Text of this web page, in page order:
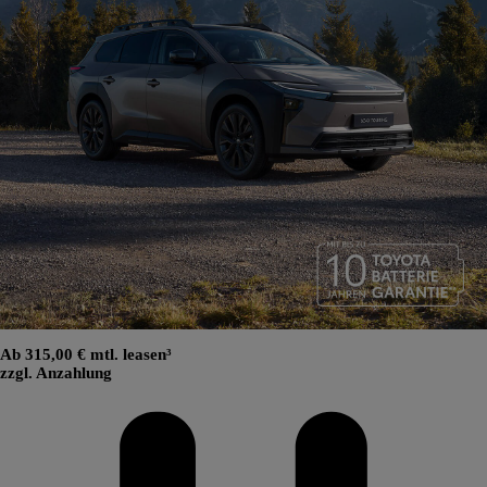
Ab 315,00 € mtl. leasen³
zzgl. Anzahlung